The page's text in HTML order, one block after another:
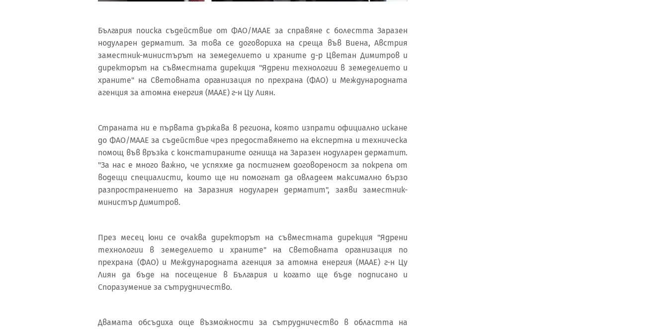
България поиска съдействие от ФАО/МААЕ за справяне с болестта Заразен
нодуларен дерматит. За това се договориха на среща във Виена, Австрия
заместник-министърът на земеделието и храните д-р Цветан Димитров и
директорът на съвместната дирекция "Ядрени технологии в земеделието и
храните" на Световната организация по прехрана (ФАО) и Международната
агенция за атомна енергия (МААЕ) г-н Цу Лиян.
Страната ни е първата държава в региона, която изпрати официално искане
до ФАО/МААЕ за съдействие чрез предоставянето на експертна и техническа
помощ във връзка с констатираните огнища на Заразен нодуларен дерматит.
"За нас е много важно, че успяхме да постигнем договореност за покрепа от
водещи специалисти, които ще ни помогнат да овладеем максимално бързо
разпространението на Заразния нодуларен дерматит", заяви заместник-
министър Димитров.
През месец юни се очаква директорът на съвместната дирекция "Ядрени
технологии в земеделието и храните" на Световната организация по
прехрана (ФАО) и Международната агенция за атомна енергия (МААЕ) г-н Цу
Лиян да бъде на посещение в България и когато ще бъде подписано и
Споразумение за сътрудничество.
Двамата обсъдиха още възможности за сътрудничество в областта на